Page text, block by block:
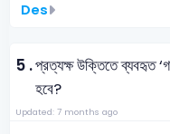
Des
5 .প্রত্যক্ষ উক্তিতে ব্যবহৃত
হবে?
Updated: 7 months ago